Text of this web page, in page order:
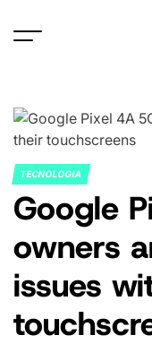
POSTED
IN
TECNOLOGIA
Google
owners
issues